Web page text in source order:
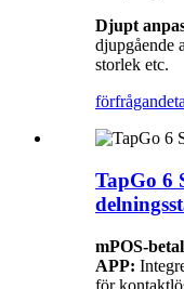
Djupt
djupgående
storlek etc.
förfrågan
TapGo 6
mPOS-
APP:
för